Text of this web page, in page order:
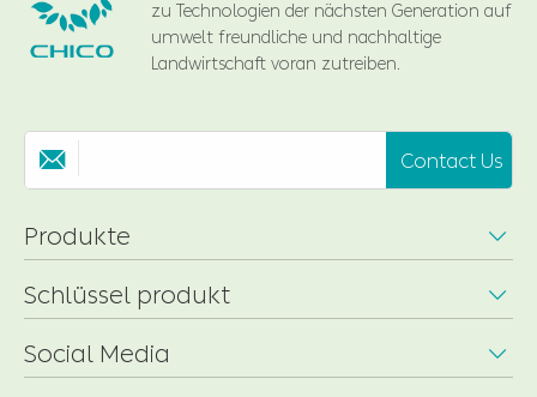
zu Technologien der nächsten Generation auf
umwelt freundliche und nachhaltige
Landwirtschaft voran zutreiben.
 Contact Us
Produkte 
Schlüssel produkt 
Social Media 